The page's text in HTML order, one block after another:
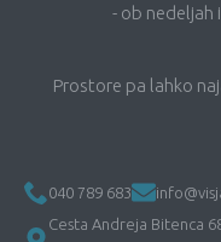
- ob nedeljah
Prostore pa lahko
040 789 683
Cesta Andreja Bitenca